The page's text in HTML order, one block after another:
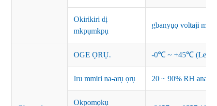
Okirikiri dị
mkpụmkpụ
gbanyụọ voltaji ma
OGE ỌRỤ. -0℃ ~ +45℃ (Lee
Iru mmiri na-arụ ọrụ 20 ~ 90% RH
Okpomọkụ